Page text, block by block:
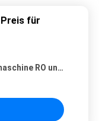
für
RO und